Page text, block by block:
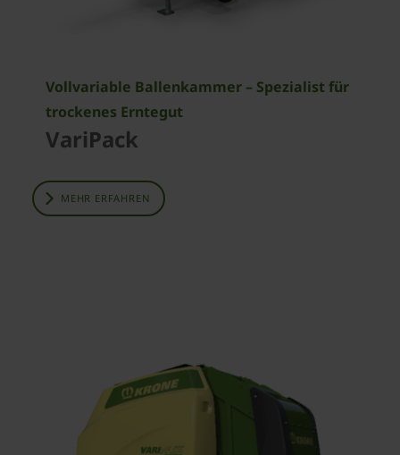
Vollvariable Ballenkammer – Spezialist für
trockenes Erntegut
VariPack
MEHR ERFAHREN